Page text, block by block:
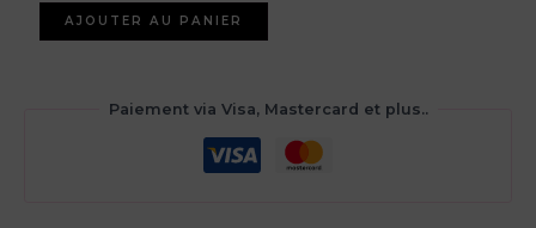
quantité
de
AJOUTER AU PANIER
Paiement via Visa, Mastercard et plus..